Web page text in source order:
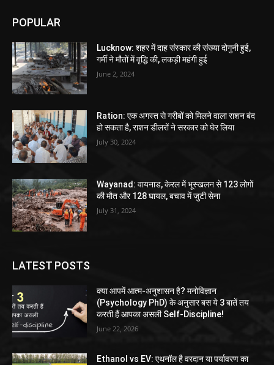
POPULAR
Lucknow: शहर में दाह संस्कार की संख्या दोगुनी हुई,
गर्मी ने मौतों में वृद्धि की, लकड़ी महंगी हुई
June 2, 2024
Ration: एक अगस्त से गरीबों को मिलने वाला राशन बंद
हो सकता है, राशन डीलरों ने सरकार को घेर लिया
July 30, 2024
Wayanad: वायनाड, केरल में भूस्खलन से 123 लोगों
की मौत और 128 घायल, बचाव में जुटी सेना
July 31, 2024
LATEST POSTS
क्या आपमें आत्म-अनुशासन है? मनोविज्ञान
(Psychology PhD) के अनुसार बस ये 3 बातें तय
करती हैं आपका असली Self-Discipline!
June 22, 2026
Ethanol vs EV: एथनॉल है वरदान या पर्यावरण का